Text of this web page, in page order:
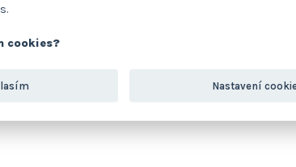
cookies?
Nastavení